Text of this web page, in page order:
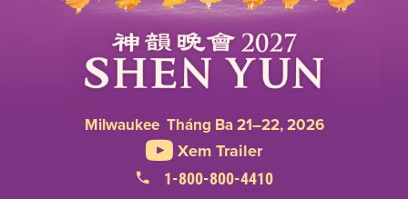
Milwaukee Tháng Ba 21–22, 2026
Xem Trailer
1-800-800-4410